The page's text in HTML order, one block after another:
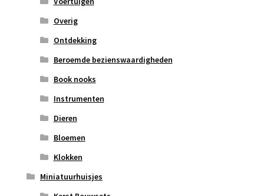
Overig
Ontdekking
Beroemde bezienswaardigheden
Book nooks
Instrumenten
Dieren
Bloemen
Klokken
Miniatuurhuisjes